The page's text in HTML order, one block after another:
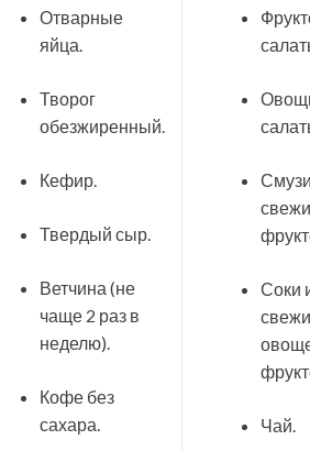
Отварные
яйца.
Творог
обезжиренный.
Кефир.
Твердый сыр.
Ветчина (не
чаще 2 раз в
неделю).
Кофе без
сахара.
Соки
Чай.